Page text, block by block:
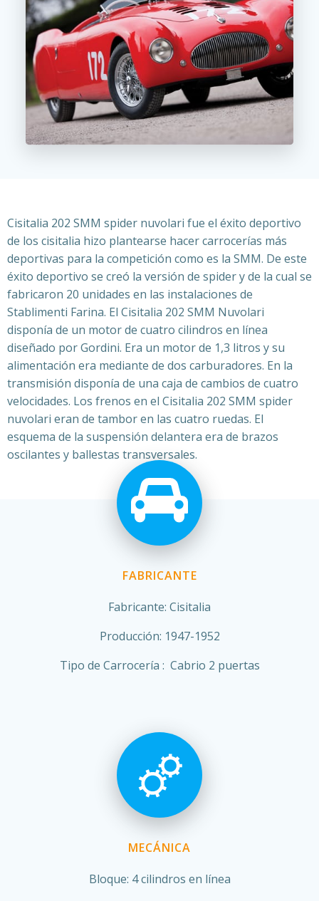
Cisitalia 202 SMM spider nuvolari fue el éxito deportivo
de los cisitalia hizo plantearse hacer carrocerías más
deportivas para la competición como es la SMM. De este
éxito deportivo se creó la versión de spider y de la cual se
fabricaron 20 unidades en las instalaciones de
Stablimenti Farina. El Cisitalia 202 SMM Nuvolari
disponía de un motor de cuatro cilindros en línea
diseñado por Gordini. Era un motor de 1,3 litros y su
alimentación era mediante de dos carburadores. En la
transmisión disponía de una caja de cambios de cuatro
velocidades. Los frenos en el Cisitalia 202 SMM spider
nuvolari eran de tambor en las cuatro ruedas. El
esquema de la suspensión delantera era de brazos
oscilantes y ballestas transversales.
FABRICANTE
Fabricante: Cisitalia
Producción: 1947-1952
Tipo de Carrocería : Cabrio 2 puertas
MECÁNICA
Bloque: 4 cilindros en línea